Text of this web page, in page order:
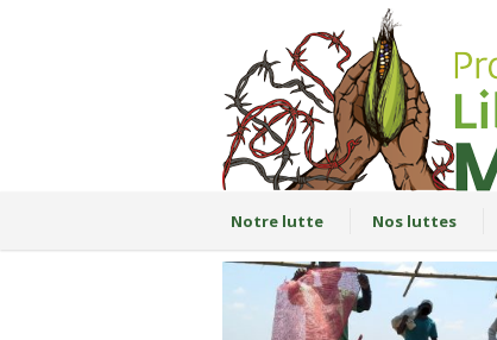
Notre lutte Nos luttes